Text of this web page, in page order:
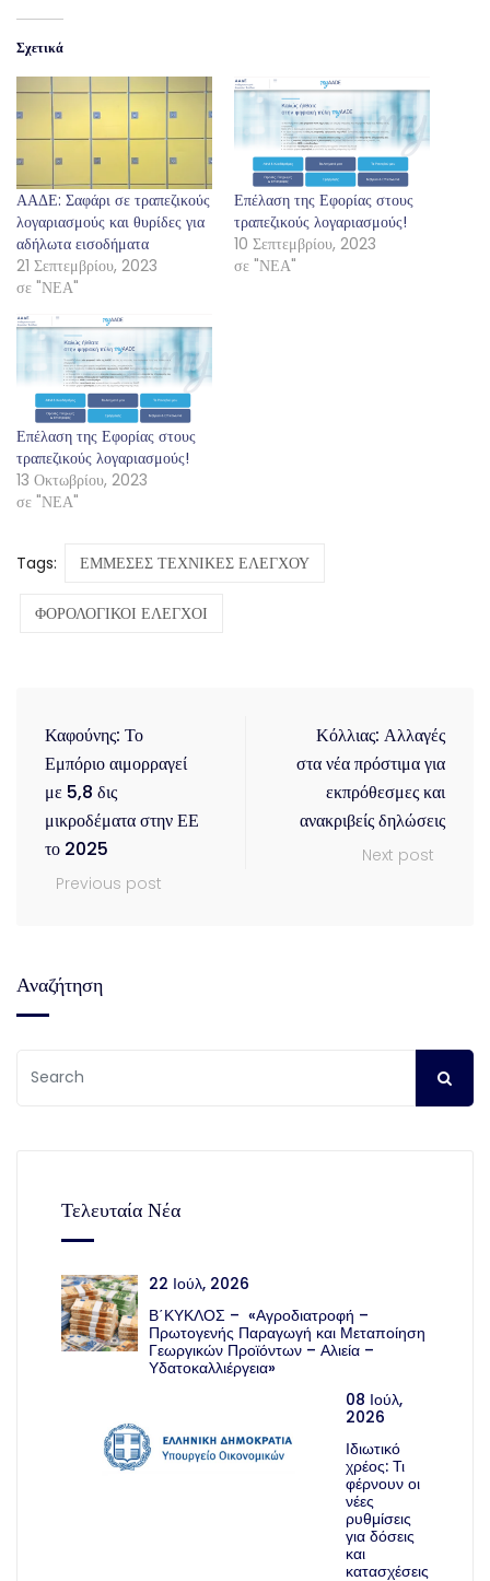
Σχετικά
ΑΑΔΕ: Σαφάρι σε τραπεζικούς
λογαριασμούς και θυρίδες για
αδήλωτα εισοδήματα
21 Σεπτεμβρίου, 2023
σε "ΝΕΑ"
Επέλαση της Εφορίας στους
τραπεζικούς λογαριασμούς!
10 Σεπτεμβρίου, 2023
σε "ΝΕΑ"
Επέλαση της Εφορίας στους
τραπεζικούς λογαριασμούς!
13 Οκτωβρίου, 2023
σε "ΝΕΑ"
Tags: ΕΜΜΕΣΕΣ ΤΕΧΝΙΚΕΣ ΕΛΕΓΧΟΥ
ΦΟΡΟΛΟΓΙΚΟΙ ΕΛΕΓΧΟΙ
Καφούνης: Το
Εμπόριο αιμορραγεί
με 5,8 δις
μικροδέματα στην ΕΕ
το 2025
Previous post
Κόλλιας: Αλλαγές
στα νέα πρόστιμα για
εκπρόθεσμες και
ανακριβείς δηλώσεις
Next post
Αναζήτηση
Τελευταία Νέα
22 Ιούλ, 2026
Β΄ΚΥΚΛΟΣ – «Αγροδιατροφή –
Πρωτογενής Παραγωγή και Μεταποίηση
Γεωργικών Προϊόντων – Αλιεία –
Υδατοκαλλιέργεια»
08 Ιούλ,
2026
Ιδιωτικό
χρέος: Τι
φέρνουν οι
νέες
ρυθμίσεις
για δόσεις
και
κατασχέσεις